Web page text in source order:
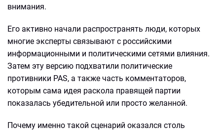
внимания.
Его активно начали распространять люди, которых
многие эксперты связывают с российскими
информационными и политическими сетями влияния.
Затем эту версию подхватили политические
противники PAS, а также часть комментаторов,
которым сама идея раскола правящей партии
показалась убедительной или просто желанной.
Почему именно такой сценарий оказался столь